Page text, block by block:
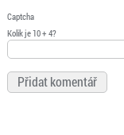
Captcha
Kolik je 10 + 4?